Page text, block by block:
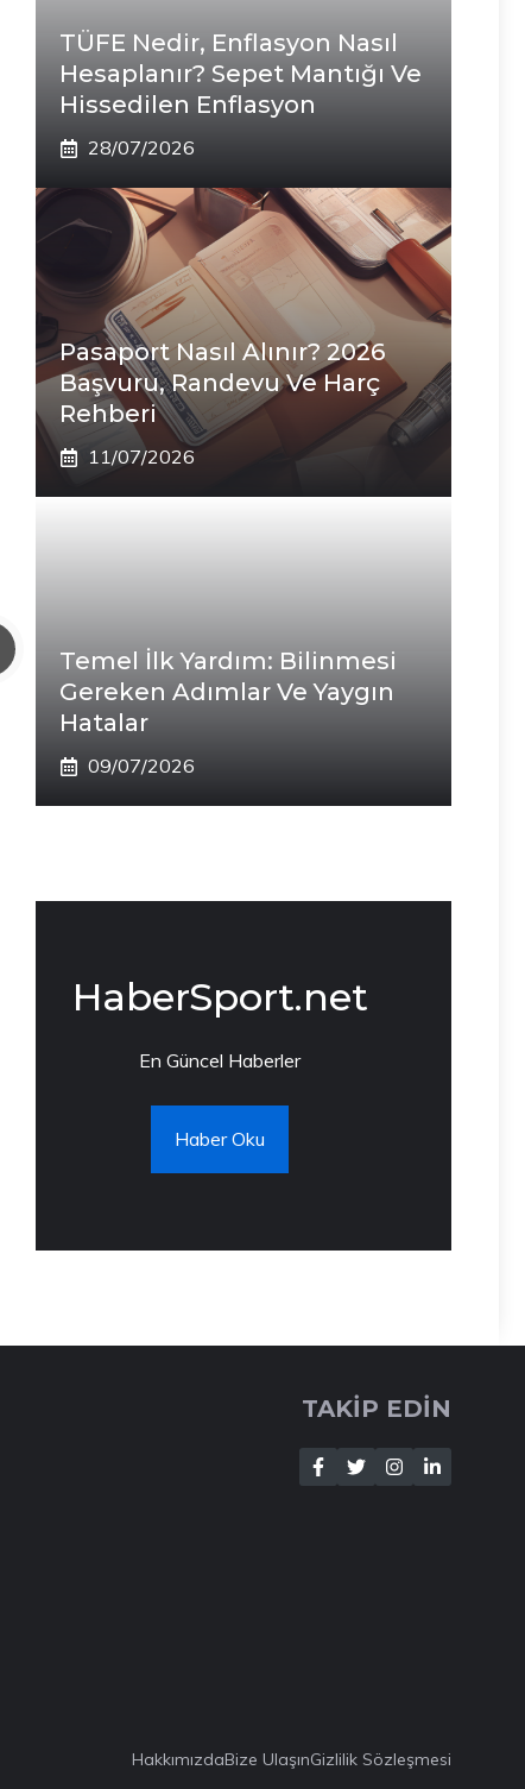
TÜFE Nedir, Enflasyon Nasıl
Hesaplanır? Sepet Mantığı Ve
Hissedilen Enflasyon
28/07/2026
Pasaport Nasıl Alınır? 2026
Başvuru, Randevu Ve Harç
Rehberi
11/07/2026
Temel İlk Yardım: Bilinmesi
Gereken Adımlar Ve Yaygın
Hatalar
09/07/2026
HaberSport.net
En Güncel Haberler
Haber Oku
TAKİP EDİN
HakkımızdaBize UlaşınGizlilik Sözleşmesi